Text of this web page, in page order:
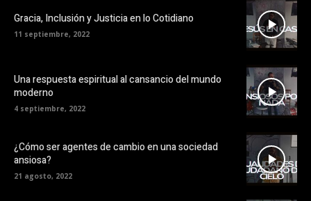
Gracia, Inclusión y Justicia en lo Cotidiano
11 septiembre, 2022
Una respuesta espiritual al cansancio del mundo
moderno
4 septiembre, 2022
¿Cómo ser agentes de cambio en una sociedad
ansiosa?
21 agosto, 2022